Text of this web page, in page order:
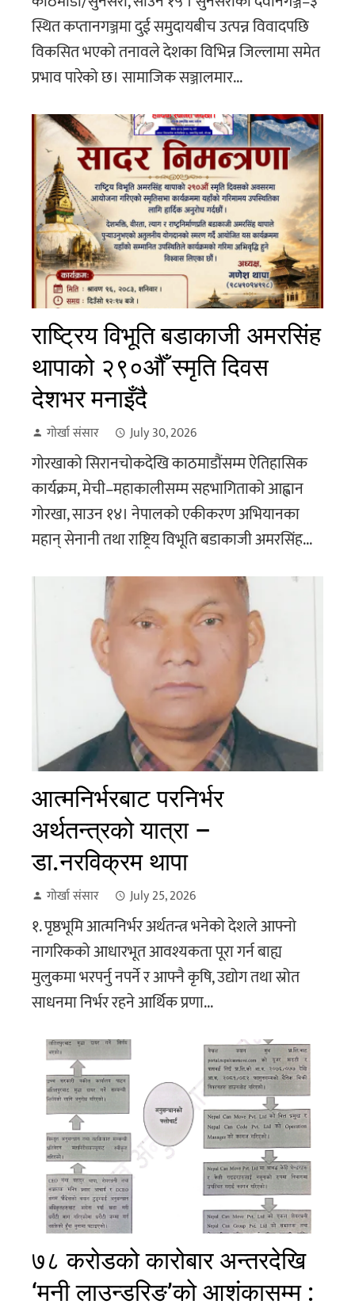
स्थित कप्तानगञ्जमा दुई समुदायबीच उत्पन्न विवादपछि
विकसित भएको तनावले देशका विभिन्न जिल्लामा समेत
प्रभाव पारेको छ। सामाजिक सञ्जालमार...
राष्ट्रिय विभूति बडाकाजी अमरसिंह
थापाको २९०औँ स्मृति दिवस
देशभर मनाइँदै
गोर्खा संसार July 30, 2026
गोरखाको सिरानचोकदेखि काठमाडौंसम्म ऐतिहासिक
कार्यक्रम, मेची–महाकालीसम्म सहभागिताको आह्वान
गोरखा, साउन १४। नेपालको एकीकरण अभियानका
महान् सेनानी तथा राष्ट्रिय विभूति बडाकाजी अमरसिंह...
आत्मनिर्भरबाट परनिर्भर
अर्थतन्त्रको यात्रा –
डा.नरविक्रम थापा
गोर्खा संसार July 25, 2026
१. पृष्ठभूमि आत्मनिर्भर अर्थतन्त्र भनेको देशले आफ्नो
नागरिकको आधारभूत आवश्यकता पूरा गर्न बाह्य
मुलुकमा भरपर्नु नपर्ने र आफ्नै कृषि, उद्योग तथा स्रोत
साधनमा निर्भर रहने आर्थिक प्रणा...
७८ करोडको कारोबार अन्तरदेखि
‘मनी लाउन्डरिङ’को आशंकासम्म :